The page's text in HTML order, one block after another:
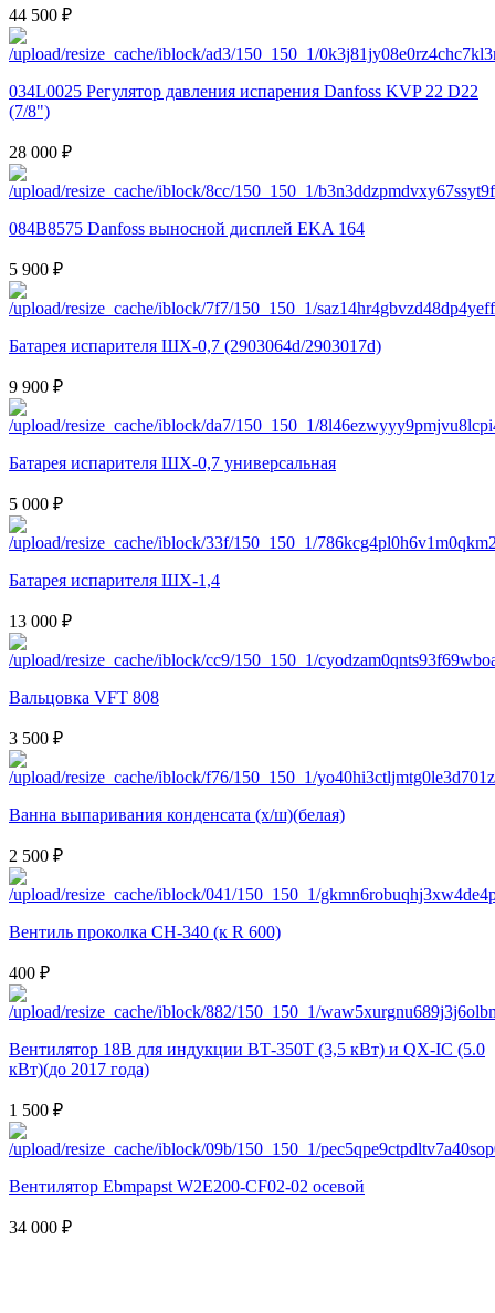
44 500 ₽
034L0025 Регулятор давления испарения Danfoss KVP 22 D22
(7/8")
28 000 ₽
084B8575 Danfoss выносной дисплей EKA 164
5 900 ₽
Батарея испарителя ШХ-0,7 (2903064d/2903017d)
9 900 ₽
Батарея испарителя ШХ-0,7 универсальная
5 000 ₽
Батарея испарителя ШХ-1,4
13 000 ₽
Вальцовка VFT 808
3 500 ₽
Ванна выпаривания конденсата (х/ш)(белая)
2 500 ₽
Вентиль проколка CH-340 (к R 600)
400 ₽
Вентилятор 18В для индукции ВТ-350Т (3,5 кВт) и QX-IC (5.0
кВт)(до 2017 года)
1 500 ₽
Вентилятор Ebmpapst W2E200-CF02-02 осевой
34 000 ₽